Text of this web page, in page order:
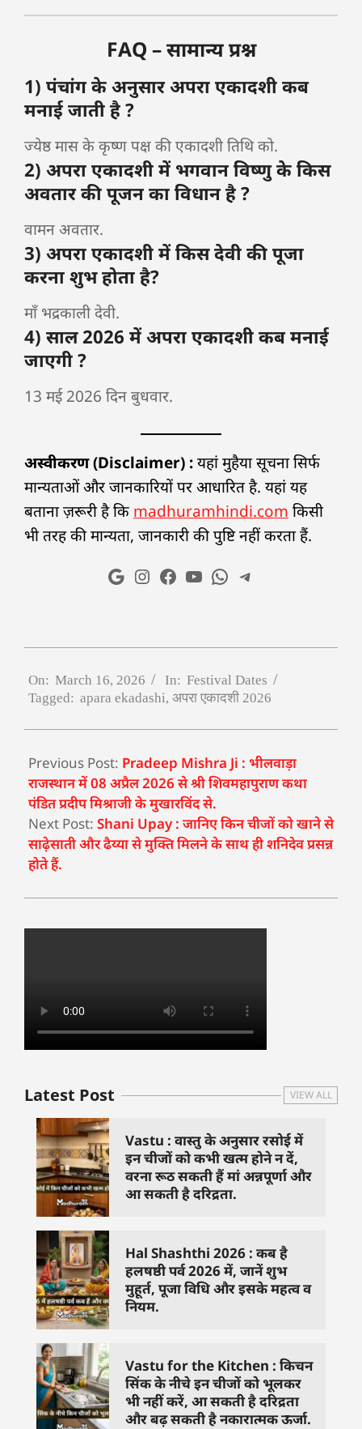
FAQ – सामान्य प्रश्न
1) पंचांग के अनुसार अपरा एकादशी कब
मनाई जाती है ?
ज्येष्ठ मास के कृष्ण पक्ष की एकादशी तिथि को.
2) अपरा एकादशी में भगवान विष्णु के किस
अवतार की पूजन का विधान है ?
वामन अवतार.
3) अपरा एकादशी में किस देवी की पूजा
करना शुभ होता है?
माँ भद्रकाली देवी.
4) साल 2026 में अपरा एकादशी कब मनाई
जाएगी ?
13 मई 2026 दिन बुधवार.
अस्वीकरण (Disclaimer) :यहां मुहैया सूचना सिर्फ
मान्यताओं और जानकारियों पर आधारित है. यहां यह
बताना ज़रूरी है कि madhuramhindi.com किसी
भी तरह की मान्यता, जानकारी की पुष्टि नहीं करता हैं.
On: March 16, 2026 In: Festival Dates
Tagged: apara ekadashi, अपरा एकादशी 2026
Previous Post: Pradeep Mishra Ji : भीलवाड़ा
राजस्थान में 08 अप्रैल 2026 से श्री शिवमहापुराण कथा
पंडित प्रदीप मिश्राजी के मुखारविंद से.
Next Post: Shani Upay : जानिए किन चीजों को खाने से
साढ़ेसाती और ढैय्या से मुक्ति मिलने के साथ ही शनिदेव प्रसन्न
होते हैं.
Latest Post VIEW ALL
Vastu : वास्तु के अनुसार रसोई में
इन चीजों को कभी खत्म होने न दें,
वरना रूठ सकती हैं मां अन्नपूर्णा और
आ सकती है दरिद्रता.
Hal Shashthi 2026 : कब है
हलषष्ठी पर्व 2026 में, जानें शुभ
मुहूर्त, पूजा विधि और इसके महत्व व
नियम.
Vastu for the Kitchen : किचन
सिंक के नीचे इन चीजों को भूलकर
भी नहीं करें, आ सकती है दरिद्रता
और बढ़ सकती है नकारात्मक ऊर्जा.